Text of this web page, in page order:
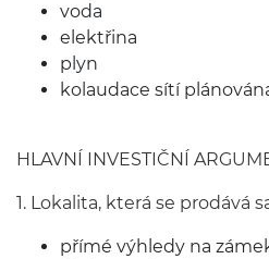
voda
elektřina
plyn
kolaudace sítí
HLAVNÍ INVESTIČNÍ
1. Lokalita, která se prodává
přímé výhledy na